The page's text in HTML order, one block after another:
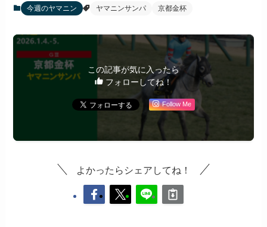
今週のヤマニン ヤマニンサンパ 京都金杯
この記事が気に入ったら
フォローしてね！
Follow Me
よかったらシェアしてね！